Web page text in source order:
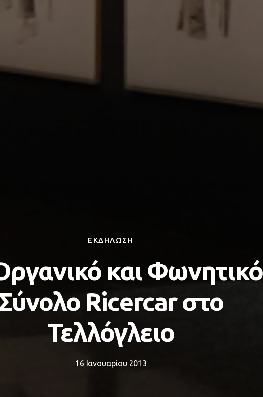
ΕΚΔΗΛΩΣΗ
και Φωνητικό
Ricercar στο
Τελλόγλειο
16 Ιανουαρίου 2013